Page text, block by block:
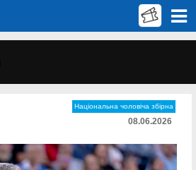
Національна чоловіча збірна
08.06.2026